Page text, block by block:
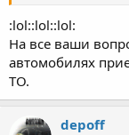
:lol::lol::lol:
На все ваши
автомобилях
ТО.
depoff